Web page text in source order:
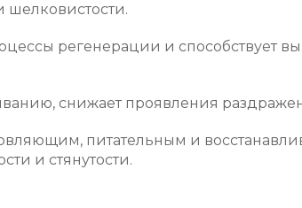
шелковистости.
регенерации и способствует
снижает проявления
питательным и
и стянутости.